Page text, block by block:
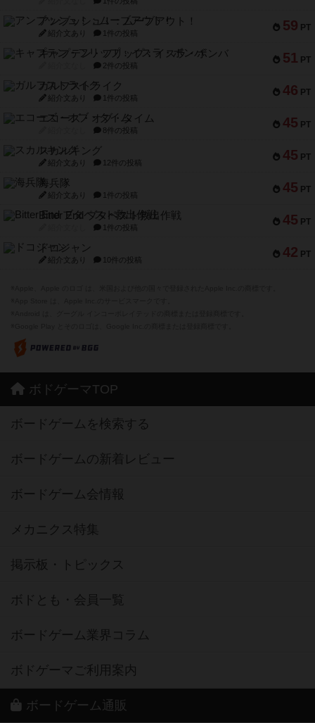
59 PT
アンブッシュ！：ムーブアウト！
紹介文あり 1件の投稿
51 PT
キャプテン・フリップ：イスラ・ボンバ
2件の投稿
46 PT
ガルフストライク
紹介文あり 1件の投稿
45 PT
エコーズ・オブ・タイム
8件の投稿
45 PT
スカルキング
紹介文あり 12件の投稿
45 PT
海兵隊
紹介文あり 1件の投稿
45 PT
Bitter End ブタペスト救出作戦
1件の投稿
42 PT
ドコジャン
紹介文あり 10件の投稿
ボドゲーマTOP
ボードゲームを検索する
ボードゲームの新着レビュー
ボードゲーム会情報
メカニクス特集
掲示板・トピックス
ボドとも・会員一覧
ボードゲーム業界コラム
ボドゲーマご利用案内
ボードゲーム通販